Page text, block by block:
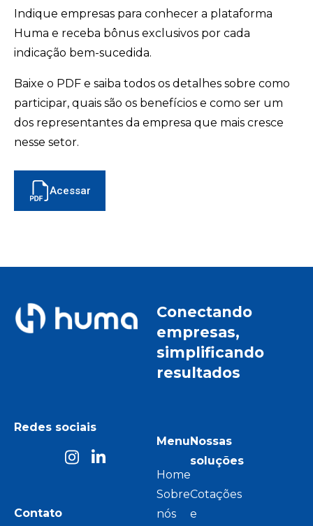
Indique empresas para conhecer a plataforma
Huma e receba bônus exclusivos por cada
indicação bem-sucedida.
Baixe o PDF e saiba todos os detalhes sobre como
participar, quais são os benefícios e como ser um
dos representantes da empresa que mais cresce
nesse setor.
Acessar
Conectando
empresas,
simplificando
resultados
Redes sociais
Contato
Menu
Home
Sobre
nós
Nossas
soluções
Cotações
e